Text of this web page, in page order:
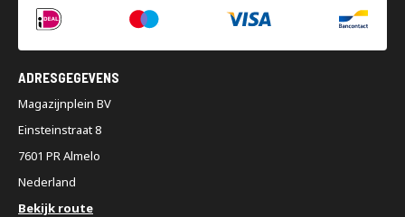
ADRESGEGEVENS
Magazijnplein BV
Einsteinstraat 8
7601 PR Almelo
Nederland
Bekijk route